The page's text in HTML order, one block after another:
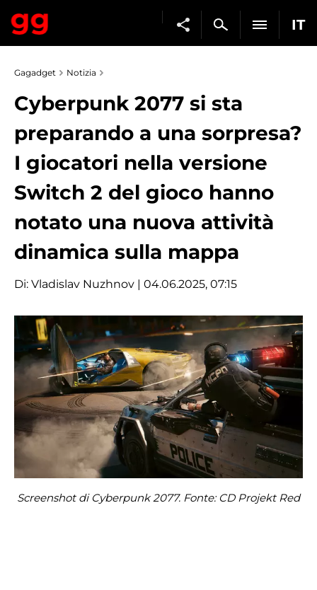
IT
Gagadget Notizia
Cyberpunk 2077 si sta
preparando a una sorpresa?
I giocatori nella versione
Switch 2 del gioco hanno
notato una nuova attività
dinamica sulla mappa
Di: Vladislav Nuzhnov | 04.06.2025, 07:15
Screenshot di Cyberpunk 2077. Fonte: CD Projekt Red